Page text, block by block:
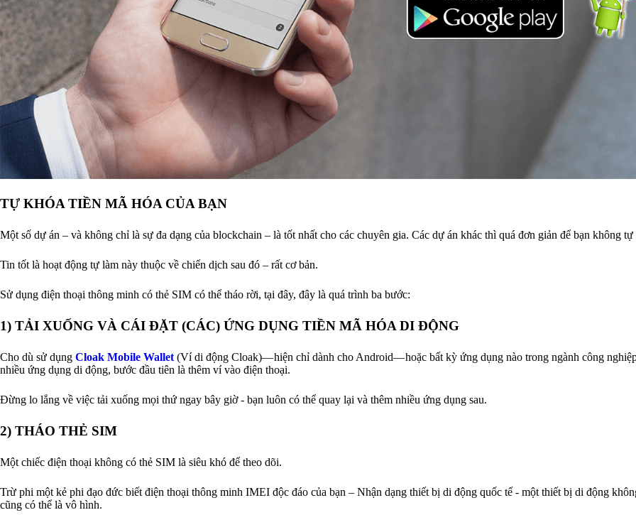
TỰ KHÓA TIỀN MÃ HÓA CỦA BẠN
Một số dự án – và không chỉ là sự đa dạng của blockchain – là tốt nhất cho các chuyên gia. Các dự án khác thì quá đơn giản để bạn không
Tin tốt là hoạt động tự làm này thuộc về chiến dịch sau đó – rất cơ bản.
Sử dụng điện thoại thông minh có thẻ SIM có thể tháo rời, tại đây, đây là quá trình ba bước:
1) TẢI XUỐNG VÀ CÁI ĐẶT (CÁC) ỨNG DỤNG TIỀN MÃ HÓA DI ĐỘNG
Cho dù sử dụng Cloak Mobile Wallet (Ví di động Cloak)— hiện chỉ dành cho Android— hoặc bất kỳ ứng dụng nào trong ngành công
nhiều ứng dụng di động, bước đầu tiên là thêm ví vào điện thoại.
Đừng lo lắng về việc tải xuống mọi thứ ngay bây giờ - bạn luôn có thể quay lại và thêm nhiều ứng dụng sau.
2) THÁO THẺ SIM
Một chiếc điện thoại không có thẻ SIM là siêu khó để theo dõi.
Trừ phi một kẻ phi đạo đức biết điện thoại thông minh IMEI độc đáo của bạn – Nhận dạng thiết bị di động quốc tế - một thiết bị di động
cũng có thể là vô hình.